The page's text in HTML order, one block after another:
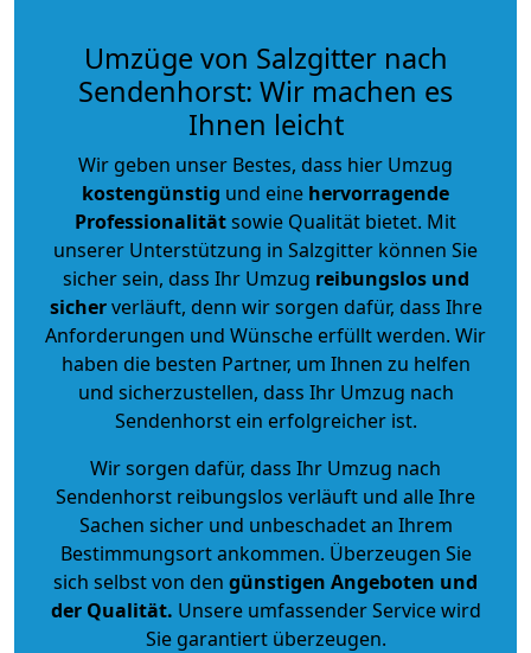
Umzüge von Salzgitter nach
Sendenhorst: Wir machen es
Ihnen leicht
Wir geben unser Bestes, dass hier Umzug
kostengünstig und eine hervorragende
Professionalitätsowie Qualität bietet. Mit
unserer Unterstützung in Salzgitter können Sie
sicher sein, dass Ihr Umzug reibungslos und
sicherverläuft, denn wir sorgen dafür, dass Ihre
Anforderungen und Wünsche erfüllt werden. Wir
haben die besten Partner, um Ihnen zu helfen
und sicherzustellen, dass Ihr Umzug nach
Sendenhorst ein erfolgreicher ist.
Wir sorgen dafür, dass Ihr Umzug nach
Sendenhorst reibungslos verläuft und alle Ihre
Sachen sicher und unbeschadet an Ihrem
Bestimmungsort ankommen. Überzeugen Sie
sich selbst von den günstigen Angeboten und
der Qualität. Unsere umfassender Service wird
Sie garantiert überzeugen.